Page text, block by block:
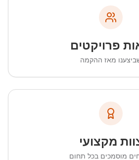
פרויקטים
מאז ההקמה
מקצועי
מוסמכים בכל תחום